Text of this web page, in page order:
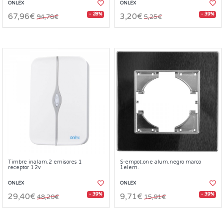
ONLEX
67,96€ 94,78€ - 28%
ONLEX
3,20€ 5,25€ - 39%
Timbre inalam.2 emisores 1
receptor 12v
ONLEX
29,40€ 48,20€ - 39%
S-empot.one alum.negro marco
1elem.
ONLEX
9,71€ 15,91€ - 39%